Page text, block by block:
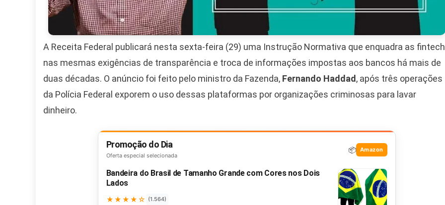
A Receita Federal publicará nesta sexta-feira (29) uma Instrução Normativa que enquadra as
nas mesmas exigências de transparência e troca de informações impostas aos bancos há mais de
duas décadas. O anúncio foi feito pelo ministro da Fazenda, Fernando Haddad, após três operações
da Polícia Federal exporem o uso dessas plataformas por organizações criminosas para lavar
dinheiro.
Promoção do Dia
Oferta especial selecionada
📦 Amazon
Bandeira do Brasil de Tamanho Grande com Cores nos Dois
Lados
★★★★☆ (1.564)